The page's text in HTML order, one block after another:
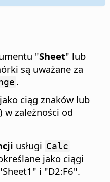
"Sheet" lub
są uważane za
.
ciąg znaków lub
w zależności od
usługi Calc
jako ciągi
i "D2:F6".